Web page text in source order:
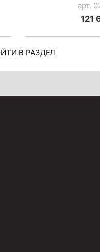
арт.
121
В РАЗДЕЛ